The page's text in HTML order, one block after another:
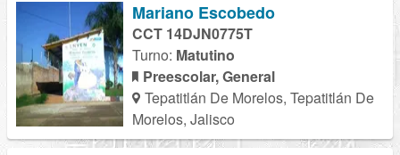
Mariano Escobedo
CCT 14DJN0775T
Turno: Matutino
Preescolar, General
Tepatitlán De Morelos, Tepatitlán De
Morelos, Jalisco